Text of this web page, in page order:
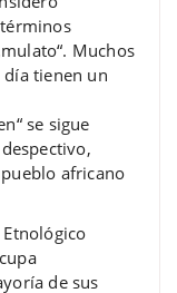
Muchos
tienen un
se sigue
africano
de sus